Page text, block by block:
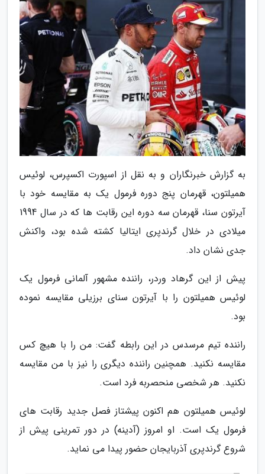
به گزارش خبرنگاران و به نقل از اسپورت اکسپرس، لوئیس
همیلتون، قهرمان پنج دوره فرمول یک به مقایسه خود با
آیرتون سنا، قهرمان سه دوره این رقابت ها که در سال 1994
میلادی در خلال گرندپری ایتالیا کشته شده بود، واکنش
جدی نشان داد.
پیش از این گرهاد وردر، راننده مشهور آلمانی فرمول یک
لوئیس همیلتون را با آیرتون سنای برزیلی مقایسه نموده
بود.
راننده تیم مرسدس در این رابطه گفت: من را با هیچ کس
مقایسه نکنید. همچنین راننده دیگری را نیز با من مقایسه
نکنید. هر شخصی منحصربه فرد است.
لوئیس همیلتون هم اکنون پیشتاز فصل جدید رقابت های
فرمول یک است. او امروز (آدینه) در دور تمرینی پیش از
شروع گرندپری آذربایجان حضور پیدا می نماید.